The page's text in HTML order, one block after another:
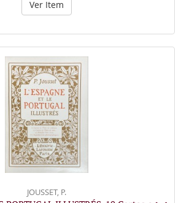
Ver Item
JOUSSET, P.